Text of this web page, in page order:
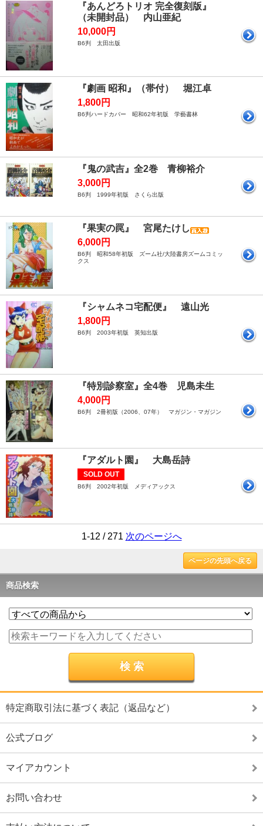
『あんどろトリオ 完全復刻版』
（未開封品） 内山亜紀
10,000円
B6判 太田出版
『劇画 昭和』（帯付） 堀江卓
1,800円
B6判ハードカバー 昭和62年初版 学藝書林
『鬼の武吉』全2巻 青柳裕介
3,000円
B6判 1999年初版 さくら出版
『果実の罠』 宮尾たけし
6,000円
B6判 昭和58年初版 ズーム社/大陸書房ズームコミッ
クス
『シャムネコ宅配便』 遠山光
1,800円
B6判 2003年初版 英知出版
『特別診察室』全4巻 児島未生
4,000円
B6判 2冊初版（2006、07年） マガジン・マガジン
『アダルト園』 大島岳詩
SOLD OUT
B6判 2002年初版 メディアックス
1-12 / 271 次のページへ
ページの先頭へ戻る
商品検索
特定商取引法に基づく表記（返品など）
公式ブログ
マイアカウント
お問い合わせ